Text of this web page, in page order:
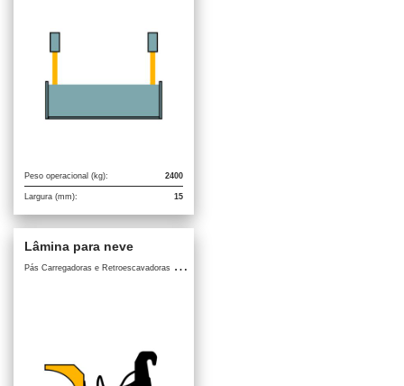
Peso operacional (kg): 2400
Largura (mm): 15
Lâmina para neve
P
ás Carregadoras e Retroescavadoras / Acessórios para Pás Carregadoras e Retroescavadoras